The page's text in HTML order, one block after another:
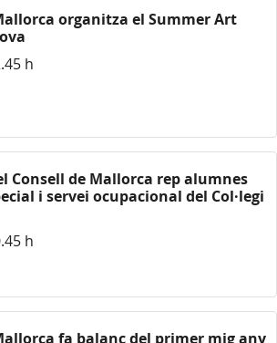
organitza el Summer Art
h
Consell de Mallorca rep alumnes
i servei ocupacional del Col·legi
h
fa balanç del primer mig any